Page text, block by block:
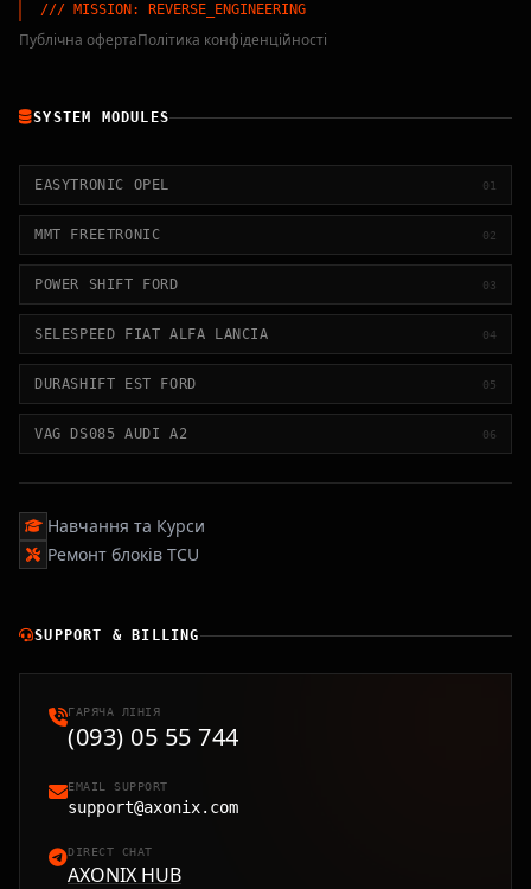
/// MISSION: REVERSE_ENGINEERING
Публічна офертаПолітика конфіденційності
SYSTEM MODULES
EASYTRONIC OPEL 01
MMT FREETRONIC 02
POWER SHIFT FORD 03
SELESPEED FIAT ALFA LANCIA 04
DURASHIFT EST FORD 05
VAG DS085 AUDI A2 06
Навчання та Курси
Ремонт блоків TCU
SUPPORT & BILLING
ГАРЯЧА ЛІНІЯ
(093) 05 55 744
EMAIL SUPPORT
support@axonix.com
DIRECT CHAT
AXONIX HUB